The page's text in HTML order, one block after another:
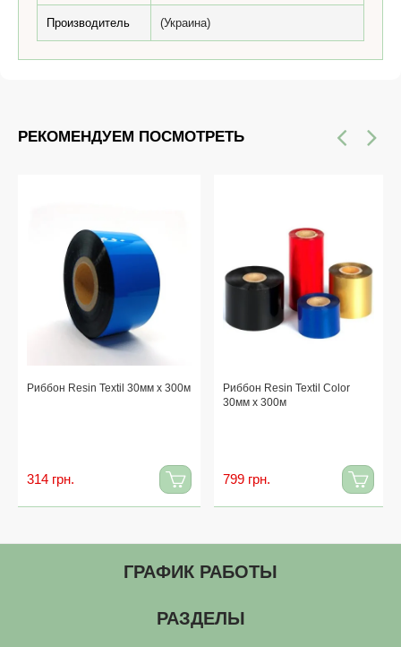
Производитель (Украина)
РЕКОМЕНДУЕМ ПОСМОТРЕТЬ
Риббон Resin Textil 30мм x 300м
314 грн.
Риббон Resin Textil Color
30мм x 300м
799 грн.
ГРАФИК РАБОТЫ
РАЗДЕЛЫ